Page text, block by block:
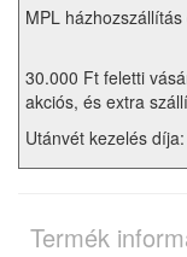
MPL
30.000 Ft feletti
akciós, és extra
Utánvét kezelés
Termék